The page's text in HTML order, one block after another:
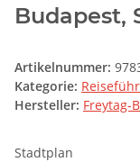
Budapest,
Artikelnummer:
Kategorie:
Hersteller: Freytag-
Stadtplan